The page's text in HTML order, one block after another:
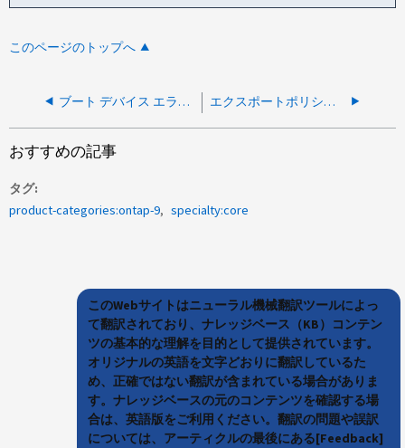
このページのトップへ
ブート デバイス エラーが原因で ONTAP を再構成できません エクスポートポリシールールをAnsibleで削除できません
おすすめの記事
タグ
product-categories:ontap-9
specialty:core
このWebサイトはニューラル機械翻訳ツールによっ
て翻訳されており、ナレッジベース（KB）コンテン
ツの基本的な理解を目的として提供されています。
オリジナルの英語を文字どおりに翻訳しているた
め、正確ではない翻訳が含まれている場合がありま
す。ナレッジベースの元のコンテンツを確認する場
合は、英語版をご利用ください。翻訳の問題や誤訳
については、アーティクルの最後にある[Feedback]